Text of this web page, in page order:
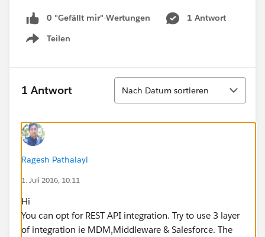
0 "Gefällt mir"-Wertungen
1 Antwort
Teilen
Show menu
1 Antwort
Sortieren
Nach Datum sortieren
Ragesh Pathalayi
1. Juli 2016, 10:11
Hi
You can opt for REST API integration. Try to use 3 layer
of integration ie MDM,Middleware & Salesforce. The